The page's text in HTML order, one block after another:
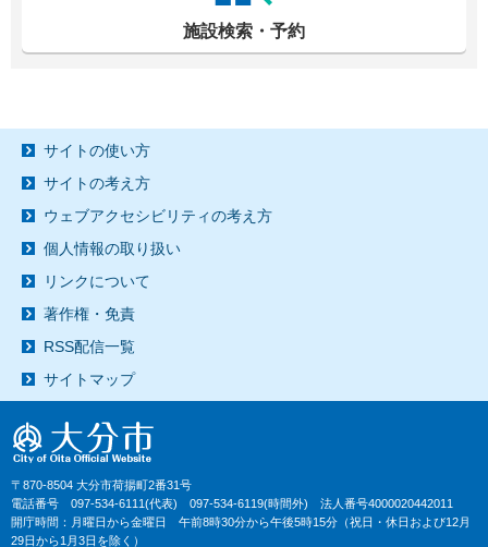
施設検索・予約
サイトの使い方
サイトの考え方
ウェブアクセシビリティの考え方
個人情報の取り扱い
リンクについて
著作権・免責
RSS配信一覧
サイトマップ
〒870-8504 大分市荷揚町2番31号
電話番号 097-534-6111(代表) 097-534-6119(時間外) 法人番号4000020442011
開庁時間：月曜日から金曜日 午前8時30分から午後5時15分（祝日・休日および12月
29日から1月3日を除く）